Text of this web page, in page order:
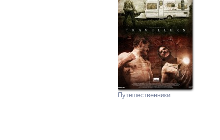
Путешественники